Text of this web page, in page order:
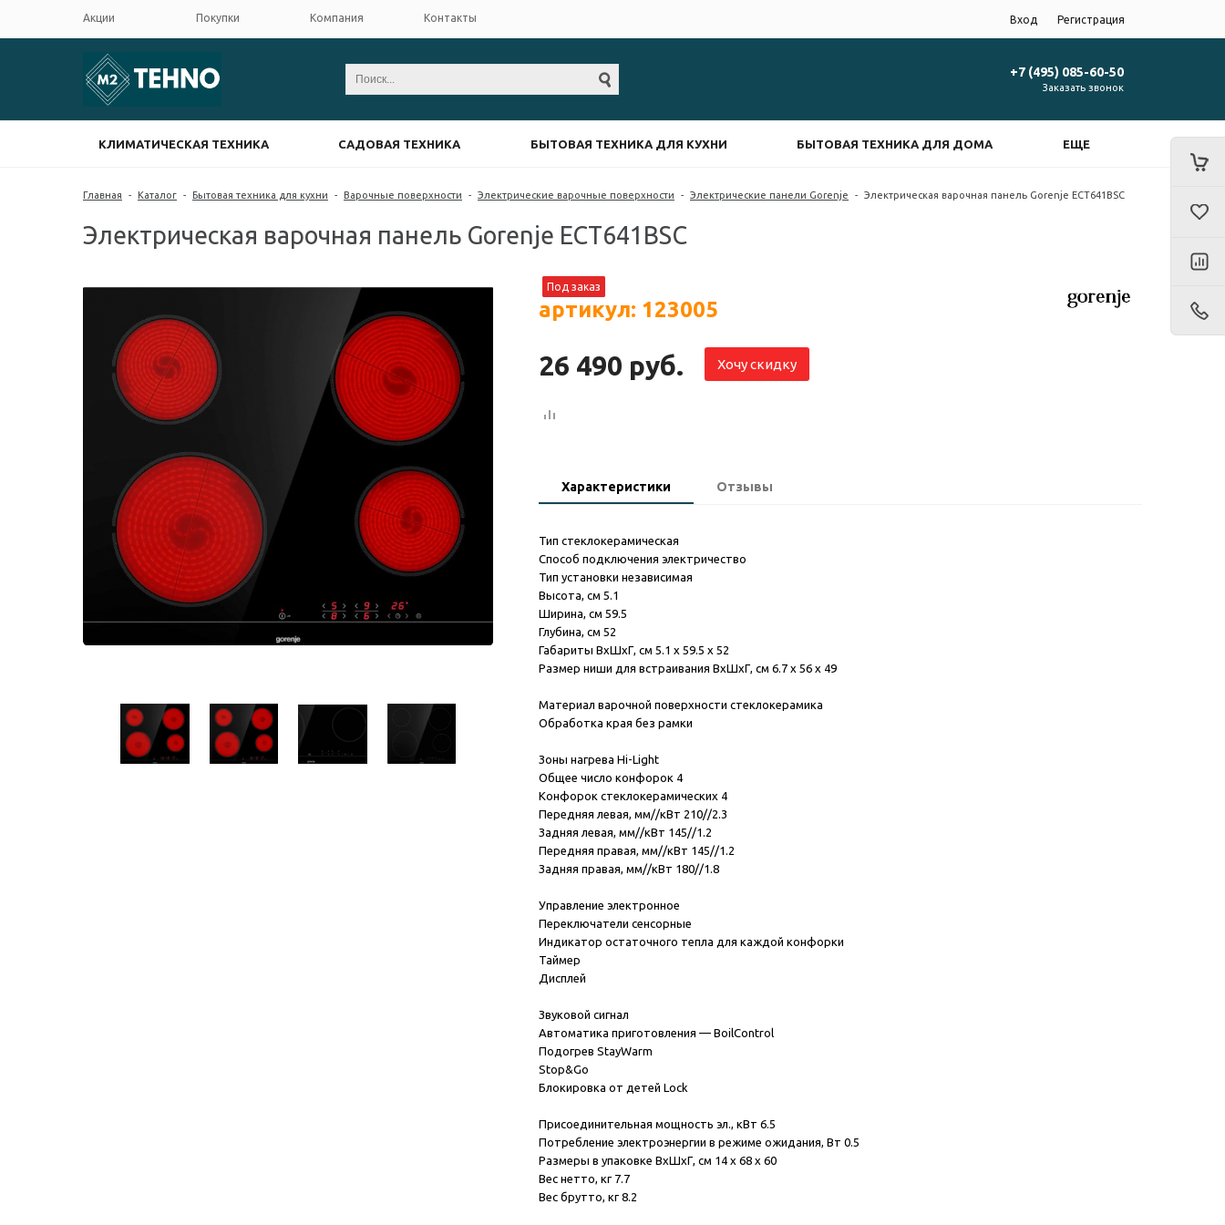
Вход Регистрация
Акции Покупки Компания Контакты
+7 (495) 085-60-50
Заказать звонок
КЛИМАТИЧЕСКАЯ ТЕХНИКА САДОВАЯ ТЕХНИКА БЫТОВАЯ ТЕХНИКА ДЛЯ КУХНИ БЫТОВАЯ ТЕХНИКА ДЛЯ ДОМА ЕЩЕ
Главная - Каталог - Бытовая техника для кухни - Варочные поверхности - Электрические варочные поверхности - Электрические панели Gorenje - Электрическая варочная панель Gorenje ECT641BSC
Электрическая варочная панель Gorenje ECT641BSC
Под заказ
артикул: 123005
26 490 руб. Хочу скидку
Характеристики Отзывы
Тип стеклокерамическая
Способ подключения электричество
Тип установки независимая
Высота, см 5.1
Ширина, см 59.5
Глубина, см 52
Габариты ВхШхГ, см 5.1 x 59.5 x 52
Размер ниши для встраивания ВхШхГ, см 6.7 x 56 x 49
Материал варочной поверхности стеклокерамика
Обработка края без рамки
Зоны нагрева Hi-Light
Общее число конфорок 4
Конфорок стеклокерамических 4
Передняя левая, мм//кВт 210//2.3
Задняя левая, мм//кВт 145//1.2
Передняя правая, мм//кВт 145//1.2
Задняя правая, мм//кВт 180//1.8
Управление электронное
Переключатели сенсорные
Индикатор остаточного тепла для каждой конфорки
Таймер
Дисплей
Звуковой сигнал
Автоматика приготовления — BoilControl
Подогрев StayWarm
Stop&Go
Блокировка от детей Lock
Присоединительная мощность эл., кВт 6.5
Потребление электроэнергии в режиме ожидания, Вт 0.5
Размеры в упаковке ВхШхГ, см 14 x 68 x 60
Вес нетто, кг 7.7
Вес брутто, кг 8.2